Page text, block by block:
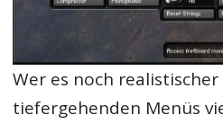
Wer es noch
tiefergehenden Menüs